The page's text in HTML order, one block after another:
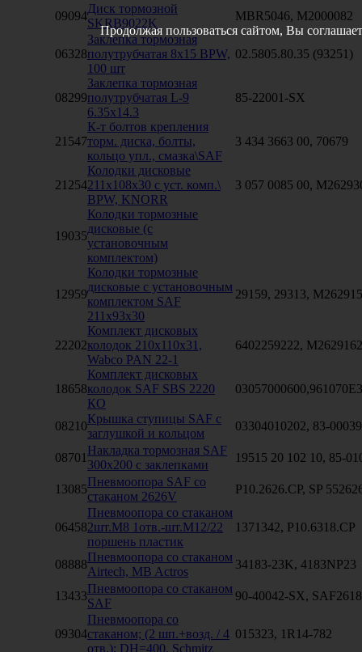
09094
Диск тормозной
SKRB9022K
MBR5046, M2000082
06328
Заклепка тормозная
полутрубчатая 8х15 BPW,
100 шт
02.5805.80.35 (93251)
08299
Заклепка тормозная
полутрубчатая L-9
6.35x14.3
85-22001-SX
21547
К-т болтов крепления
торм. диска, болты,
кольцо упл., смазка\SAF
3 434 3663 00, 70679
21254
Колодки дисковые
211x108x30 с уст. комп.\
BPW, KNORR
3 057 0085 00,
19035
Колодки тормозные
дисковые (с
установочным
комплектом)
12959
Колодки тормозные
дисковые с установочным
комплектом SAF
211x93x30
29159, 29313,
22202
Комплект дисковых
колодок 210x110x31,
Wabco PAN 22-1
6402259222, M2629162
18658
Комплект дисковых
колодок SAF SBS 2220
КО
08210
Крышка ступицы SAF с
заглушкой и кольцом
03304010202, 83-
08701
Накладка тормозная SAF
300x200 с заклепками
19515 20 102 10, 85-
13085
Пневмоопора SAF со
стаканом 2626V
P10.2626.CP, SP
06458
Пневмоопора со стаканом
2шт.M8 1отв.-шт.M12/22
поршень пластик
1371342, P10.6318.CP
08888
Пневмоопора со стаканом
Airtech, MB Actros
34183-23K, 4183NP23
13433
Пневмоопора со стаканом
SAF
90-40042-SX, SAF2618
09304
Пневмоопора со
стаканом; (2 шп.+возд. / 4
отв.); DH=400, Schmitz
015323, 1R14-782
Продолжая пользоваться сайтом, Вы